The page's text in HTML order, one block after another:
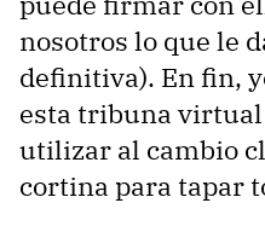
nosotros lo que le
definitiva). En fin,
esta tribuna
utilizar al cambio
cortina para tapar